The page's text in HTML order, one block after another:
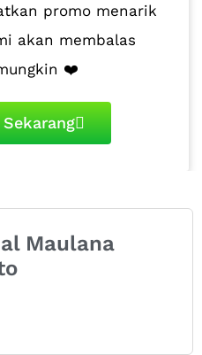
promo menarik
akan membalas
❤️
Maulana